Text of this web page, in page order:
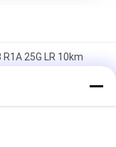
25G LR 10km
VCSEL, 16X FC,
10km